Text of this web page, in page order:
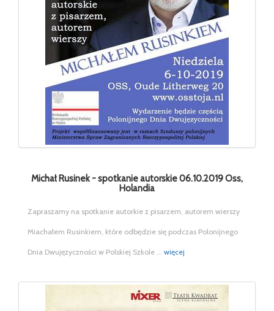
Michał Rusinek - spotkanie autorskie 06.10.2019 Oss,
Holandia
Zapraszamy na spotkanie autorkie z pisarzem, autorem wierszy
Miachałem Rusinkiem, które odbędzie się podczas Polonijnego
Dnia Dwujęzyczności w Polskiej Szkole ... więcej